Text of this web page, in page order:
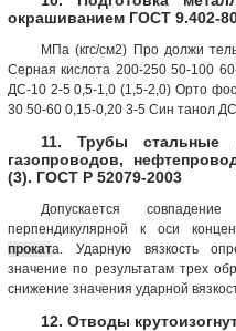
окрашиванием ГОСТ 9.402-
МПа (кгс/см2) Про должи
Серная кислота 200-250 50-100
ДС-10 2-5 0,5-1,0 (1,5-2,0) Орто
30 50-60 0,15-0,20 3-5 Син танол
11. Трубы стальные
газопроводов,
(3). ГОСТ Р 52079-2003
Допускается
перпендикулярной к оси
проката. Ударную вязкость
значение по результатам трех
снижение значения ударной
12. Отводы